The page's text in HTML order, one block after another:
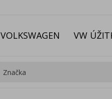
VOLKSWAGEN VW